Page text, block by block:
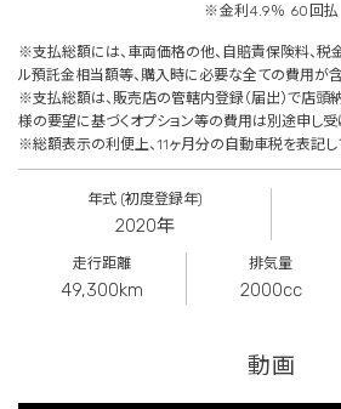
※金利4.9％ 60回払
※支払総額には、車両価格の他、自賠責保険料、税
ル預託金相当額等、購入時に必要な全ての費用が含
※支払総額は、販売店の管轄内登録（届出）で店頭
様の要望に基づくオプション等の費用は別途申し受
※総額表示の利便上、11ヶ月分の自動車税を表記し
年式 (初度登録年)
2020年
走行距離
49,300km
排気量
2000cc
動画